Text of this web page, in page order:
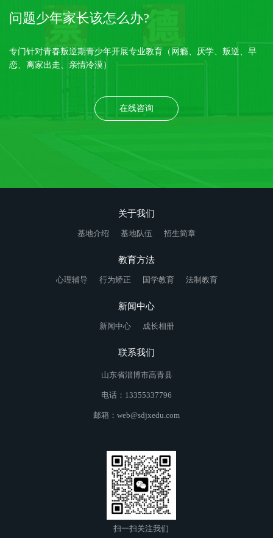
问题少年家长该怎么办?
专门针对青春叛逆期青少年开展专业教育（网瘾、厌学、叛逆、早
恋、离家出走、亲情冷漠）
在线咨询
关于我们
基地介绍 基地队伍 招生简章
教育方法
心理辅导 行为矫正 国学教育 法制教育
新闻中心
新闻中心 成长相册
联系我们
山东省淄博市高青县
电话：13355337796
邮箱：web@sdjxedu.com
扫一扫关注我们